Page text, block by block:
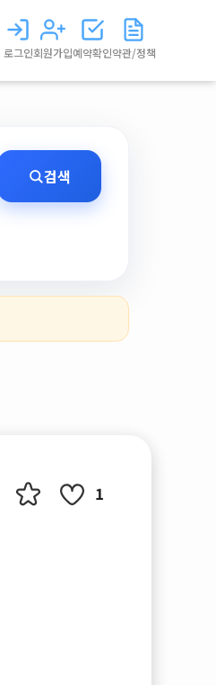
로그인회원가입예약확인약관/정책
검색
1